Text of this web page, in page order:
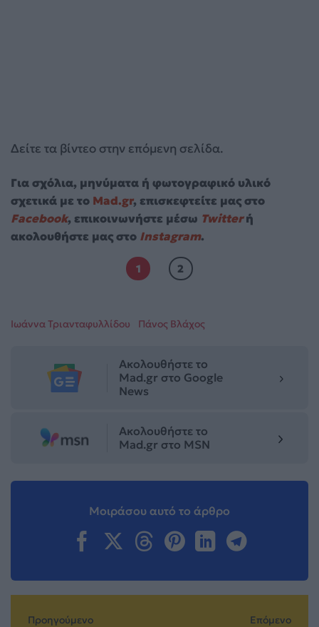
Δείτε τα βίντεο στην επόμενη σελίδα.
Για σχόλια, μηνύματα ή φωτογραφικό υλικό
σχετικά με το Mad.gr, επισκεφτείτε μας στο
Facebook, επικοινωνήστε μέσω Twitterή
ακολουθήστε μας στο Instagram.
1 2
Ιωάννα Τριανταφυλλίδου Πάνος Βλάχος
Ακολουθήστε το
Mad.gr στο Google
News
Ακολουθήστε το
Mad.gr στο MSN
Μοιράσου αυτό το άρθρο
Προηγούμενο Επόμενο